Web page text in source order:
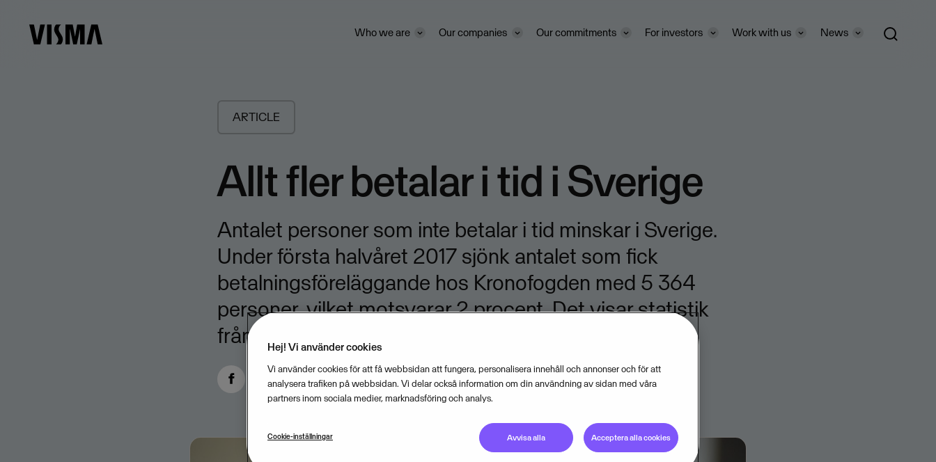
Who we are Our companies Our commitments For investors Work with us News
ARTICLE
Allt fler betalar i tid i Sverige
Antalet personer som inte betalar i tid minskar i Sverige.
Under första halvåret 2017 sjönk antalet som fick
betalningsföreläggande hos Kronofogden med 5 364
personer, vilket motsvarar 2 procent. Det visar statistik
från Kronofogden som Visma sammanställt.
OCTOBER 17, 20172MIN READ
Hej! Vi använder cookies
Vi använder cookies för att få webbsidan att fungera, personalisera innehåll och annonser och för att
analysera trafiken på webbsidan. Vi delar också information om din användning av sidan med våra
partners inom sociala medier, marknadsföring och analys.
Cookie-inställningar Avvisa alla Acceptera alla cookies